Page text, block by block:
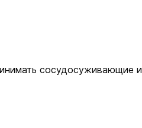
сосудосуживающие и